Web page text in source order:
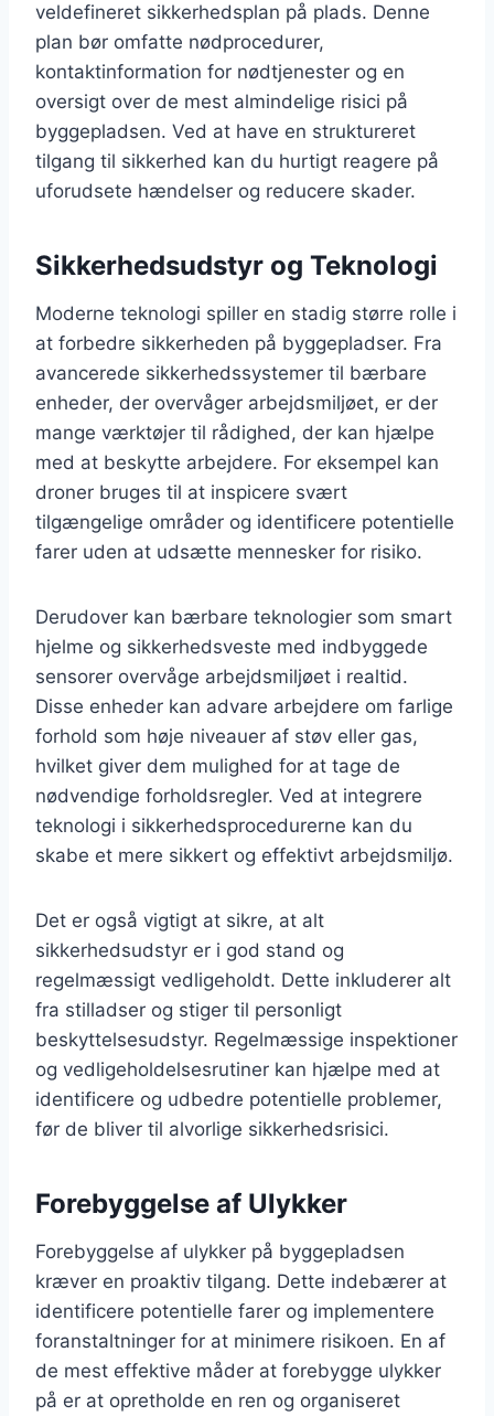
veldefineret sikkerhedsplan på plads. Denne
plan bør omfatte nødprocedurer,
kontaktinformation for nødtjenester og en
oversigt over de mest almindelige risici på
byggepladsen. Ved at have en struktureret
tilgang til sikkerhed kan du hurtigt reagere på
uforudsete hændelser og reducere skader.
Sikkerhedsudstyr og Teknologi
Moderne teknologi spiller en stadig større rolle i
at forbedre sikkerheden på byggepladser. Fra
avancerede sikkerhedssystemer til bærbare
enheder, der overvåger arbejdsmiljøet, er der
mange værktøjer til rådighed, der kan hjælpe
med at beskytte arbejdere. For eksempel kan
droner bruges til at inspicere svært
tilgængelige områder og identificere potentielle
farer uden at udsætte mennesker for risiko.
Derudover kan bærbare teknologier som smart
hjelme og sikkerhedsveste med indbyggede
sensorer overvåge arbejdsmiljøet i realtid.
Disse enheder kan advare arbejdere om farlige
forhold som høje niveauer af støv eller gas,
hvilket giver dem mulighed for at tage de
nødvendige forholdsregler. Ved at integrere
teknologi i sikkerhedsprocedurerne kan du
skabe et mere sikkert og effektivt arbejdsmiljø.
Det er også vigtigt at sikre, at alt
sikkerhedsudstyr er i god stand og
regelmæssigt vedligeholdt. Dette inkluderer alt
fra stilladser og stiger til personligt
beskyttelsesudstyr. Regelmæssige inspektioner
og vedligeholdelsesrutiner kan hjælpe med at
identificere og udbedre potentielle problemer,
før de bliver til alvorlige sikkerhedsrisici.
Forebyggelse af Ulykker
Forebyggelse af ulykker på byggepladsen
kræver en proaktiv tilgang. Dette indebærer at
identificere potentielle farer og implementere
foranstaltninger for at minimere risikoen. En af
de mest effektive måder at forebygge ulykker
på er at opretholde en ren og organiseret